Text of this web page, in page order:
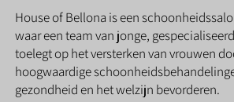
House of Bellona is een
waar een team van jonge,
toelegt op het versterken van vrouwen
hoogwaardige
gezondheid en het welzijn bevorderen.